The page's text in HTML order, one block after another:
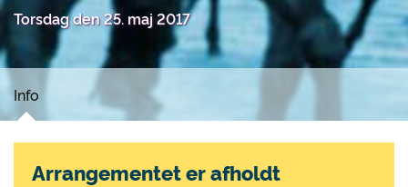
Torsdag den 25. maj 2017
Info
Arrangementet er afholdt